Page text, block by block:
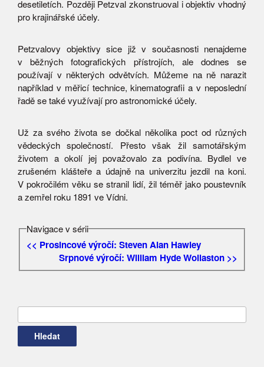
desetiletích. Později Petzval zkonstruoval i objektiv vhodný
pro krajinářské účely.
Petzvalovy objektivy sice již v současnosti nenajdeme
v běžných fotografických přístrojích, ale dodnes se
používají v některých odvětvích. Můžeme na ně narazit
například v měřicí technice, kinematografii a v neposlední
řadě se také využívají pro astronomické účely.
Už za svého života se dočkal několika poct od různých
vědeckých společností. Přesto však žil samotářským
životem a okolí jej považovalo za podivína. Bydlel ve
zrušeném klášteře a údajně na univerzitu jezdil na koni.
V pokročilém věku se stranil lidí, žil téměř jako poustevník
a zemřel roku 1891 ve Vídni.
Navigace v sérii
<< Prosincové výročí: Steven Alan Hawley
Srpnové výročí: William Hyde Wollaston >>